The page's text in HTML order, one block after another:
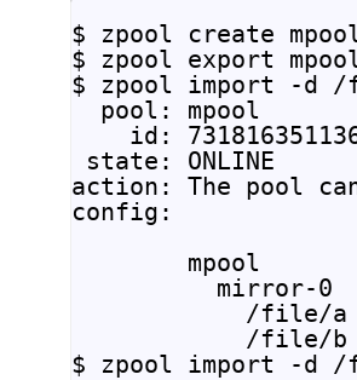
$ zpool create
$ zpool export
$ zpool import -d
  pool: mpool
id:
state: ONLINE
action: The pool
config:
mpool
mirror-0
/file/a
/file/b
$ zpool import -d /